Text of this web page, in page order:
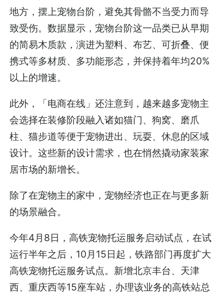
地方，摆上宠物台阶，避免其骨骼不当受力而导
致受伤。数据显示，宠物台阶这一品类已从早期
的简易木质款，演进为塑料、布艺、可折叠、便
携式等多材质、多功能形态，并保持着年均20%
以上的增速。
此外，「电商在线」还注意到，越来越多宠物主
会选择在装修阶段融入诸如猫门、狗窝、磨爪
柱、猫步道等便于宠物进出、玩耍、休息的区域
设计。这些新的设计需求，也在悄然撬动家装家
居市场的新增长。
除了在宠物主的家中，宠物经济也正在与更多新
的场景融合。
今年4月8日，高铁宠物托运服务启动试点，在试
运行半年之后，10月15日起，铁路部门再度扩大
高铁宠物托运服务试点。新增北京丰台、天津
西、重庆西等15座车站，办理该业务的高铁站总